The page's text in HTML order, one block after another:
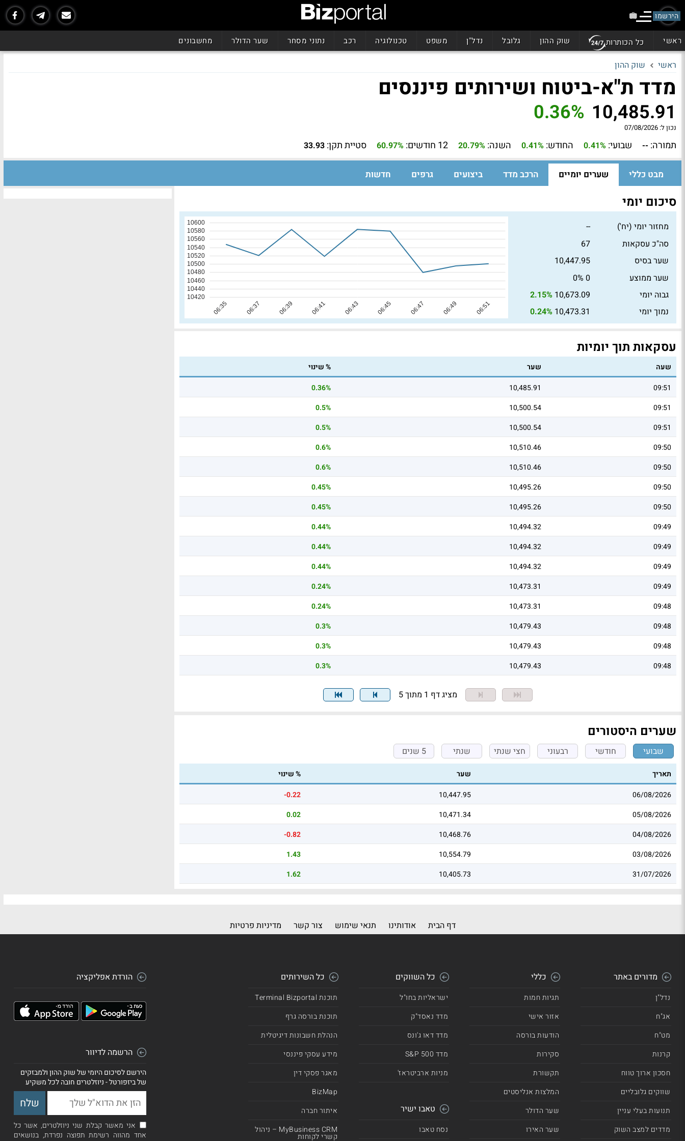
הירשמו
ראשי כל הכותרות שוק ההון גלובל נדל"ן משפט טכנולוגיה רכב נתוני מסחר שער הדולר מחשבונים
ראשי שוק ההון
מדד ת"א-ביטוח ושירותים פיננסים
10,485.91
0.36%
נכון ל: 07/08/2026
תמורה: -- שבועי: 0.41% החודש: 0.41% השנה: 20.79% 12 חודשים: 60.97% סטיית תקן: 33.93
מבט כללי שערים יומיים הרכב מדד ביצועים גרפים חדשות
סיכום יומי
מחזור יומי (יח')
--
סה"כ עסקאות
67
שער בסיס
10,447.95
שער ממוצע
0
0%
גבוה יומי
10,673.09
2.15%
נמוך יומי
10,473.31
0.24%
עסקאות תוך יומיות
שעה שער
% שינוי
09:51
10,485.91
0.36%
09:51
10,500.54
0.5%
09:51
10,500.54
0.5%
09:50
10,510.46
0.6%
09:50
10,510.46
0.6%
09:50
10,495.26
0.45%
09:50
10,495.26
0.45%
09:49
10,494.32
0.44%
09:49
10,494.32
0.44%
09:49
10,494.32
0.44%
09:49
10,473.31
0.24%
09:48
10,473.31
0.24%
09:48
10,479.43
0.3%
09:48
10,479.43
0.3%
09:48
10,479.43
0.3%
מציג דף 1 מתוך 5
שערים היסטורים
שבועי חודשי רבעוני חצי שנתי שנתי 5 שנים
תאריך שער
% שינוי
06/08/2026
10,447.95
-0.22
05/08/2026
10,471.34
0.02
04/08/2026
10,468.76
-0.82
03/08/2026
10,554.79
1.43
31/07/2026
10,405.73
1.62
דף הבית אודותינו תנאי שימוש צור קשר מדיניות פרטיות
מדורים באתר
נדל"ן
אג"ח
מט"ח
קרנות
חסכון ארוך טווח
שווקים גלובליים
תנועות בעלי עניין
מדדים למצב השוק
כללי
תגיות חמות
אזור אישי
הודעות בורסה
סקירות
תקשורת
המלצות אנליסטים
שער הדולר
שער האירו
כל השווקים
ישראליות בחו"ל
מדד נאסד"ק
מדד דאו ג'ונס
מדד 500 S&P
מניות ארביטראז'
טאבו ישיר
נסח טאבו
כל השירותים
תוכנת Terminal Bizportal
תוכנת בורסה גרף
הנהלת חשבונות דיגיטלית
מידע עסקי פיננסי
מאגר פסקי דין
BizMap
איתור חברה
MyBusiness CRM – ניהול
קשרי לקוחות
הורדת אפליקציה
הרשמה לדיוור
הירשם לסיכום היומי של שוק ההון ולמבזקים
של ביזפורטל - ניוזלטרים חובה לכל משקיע
אני מאשר קבלת שני ניוזלטרים, אשר כל
אחד מהווה רשימת תפוצה נפרדת, בנושאים